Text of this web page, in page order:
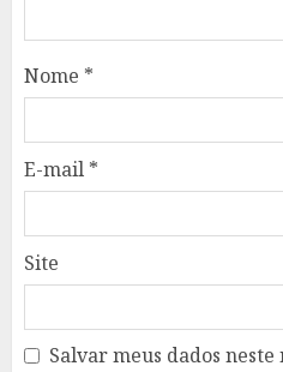
Nome *
E-mail *
Site
Salvar meus dados